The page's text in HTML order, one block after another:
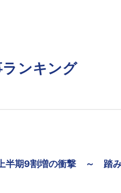
ランキング
半期9割増の衝撃 ～ 踏